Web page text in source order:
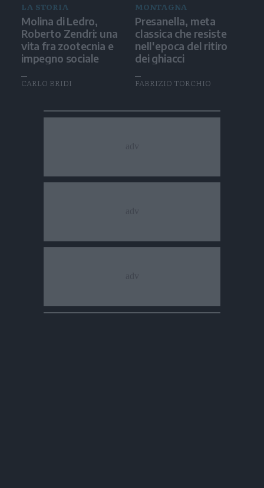
LA STORIA
Molina di Ledro,
Roberto Zendri: una
vita fra zootecnia e
impegno sociale
CARLO BRIDI
MONTAGNA
Presanella, meta
classica che resiste
nell'epoca del ritiro
dei ghiacci
FABRIZIO TORCHIO